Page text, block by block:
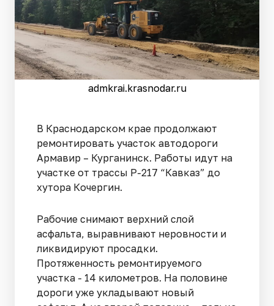
admkrai.krasnodar.ru
В Краснодарском крае продолжают
ремонтировать участок автодороги
Армавир – Курганинск. Работы идут на
участке от трассы Р-217 “Кавказ” до
хутора Кочергин.
Рабочие снимают верхний слой
асфальта, выравнивают неровности и
ликвидируют просадки.
Протяженность ремонтируемого
участка - 14 километров. На половине
дороги уже укладывают новый